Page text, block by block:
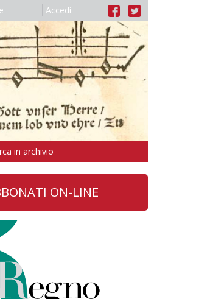
Accedi
in archivio
ON-LINE